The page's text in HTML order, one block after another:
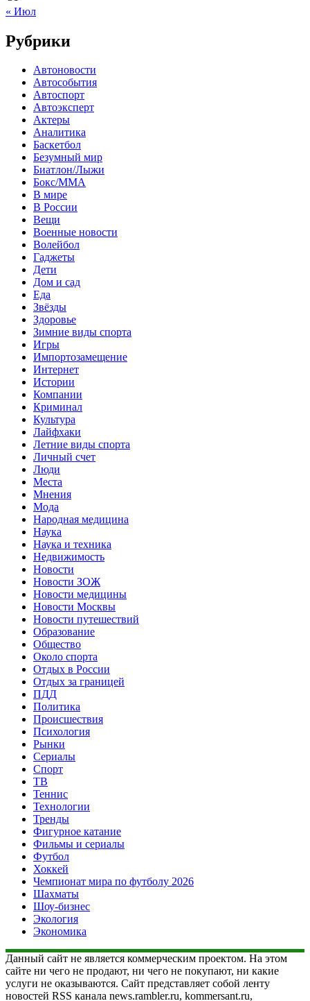
« Июл
Рубрики
Автоновости
Автособытия
Автоспорт
Автоэксперт
Актеры
Аналитика
Баскетбол
Безумный мир
Биатлон/Лыжи
Бокс/MMA
В мире
В России
Вещи
Военные новости
Волейбол
Гаджеты
Дети
Дом и сад
Еда
Звёзды
Здоровье
Зимние виды спорта
Игры
Импортозамещение
Интернет
Истории
Компании
Криминал
Культура
Лайфхаки
Летние виды спорта
Личный счет
Люди
Места
Мнения
Мода
Народная медицина
Наука
Наука и техника
Недвижимость
Новости
Новости ЗОЖ
Новости медицины
Новости Москвы
Новости путешествий
Образование
Общество
Около спорта
Отдых в России
Отдых за границей
ПДД
Политика
Происшествия
Психология
Рынки
Сериалы
Спорт
ТВ
Теннис
Технологии
Тренды
Фигурное катание
Фильмы и сериалы
Футбол
Хоккей
Чемпионат мира по футболу 2026
Шахматы
Шоу-бизнес
Экология
Экономика
Данный сайт не является коммерческим проектом. На этом
сайте ни чего не продают, ни чего не покупают, ни какие
услуги не оказываются. Сайт представляет собой ленту
новостей RSS канала news.rambler.ru, kommersant.ru,